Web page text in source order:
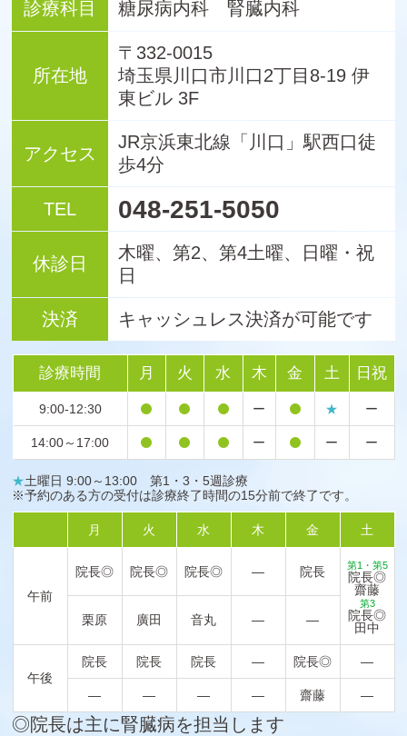
診療科目 糖尿病内科 腎臓内科
所在地
〒332-0015
埼玉県川口市川口2丁目8-19 伊
東ビル 3F
アクセス
JR京浜東北線「川口」駅西口徒
歩4分
TEL 048-251-5050
休診日
木曜、第2、第4土曜、日曜・祝
日
決済 キャッシュレス決済が可能です
診療時間 月 火 水 木 金 土 日祝
9:00-12:30 ー ★ ー
14:00～17:00 ー ー ー
★土曜日 9:00～13:00 第1・3・5週診療
※予約のある方の受付は診療終了時間の15分前で終了です。
月 火 水 木 金 土
午前
院長◎ 院長◎ 院長◎ ― 院長 第1・第5
院長◎
齋藤
第3
院長◎
田中
栗原 廣田 音丸 ― ―
午後
院長 院長 院長 ― 院長◎ ―
― ― ― ― 齋藤 ―
◎院長は主に腎臓病を担当します